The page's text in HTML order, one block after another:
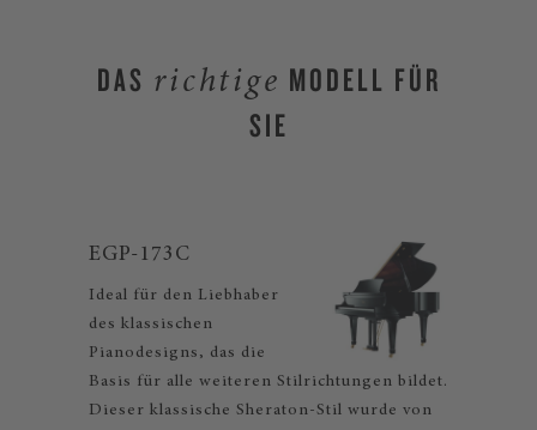
DAS richtige MODELL FÜR
SIE
EGP-173C
Ideal für den Liebhaber
des klassischen
Pianodesigns, das die
Basis für alle weiteren Stilrichtungen bildet.
Dieser klassische Sheraton-Stil wurde von